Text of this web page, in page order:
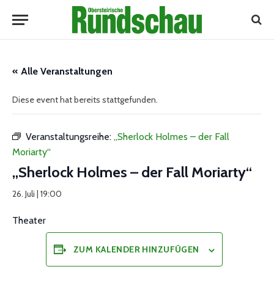
« Alle Veranstaltungen
Diese event hat bereits stattgefunden.
Veranstaltungsreihe: „Sherlock Holmes – der Fall
Moriarty“
„Sherlock Holmes – der Fall Moriarty“
26. Juli | 19:00
Theater
ZUM KALENDER HINZUFÜGEN